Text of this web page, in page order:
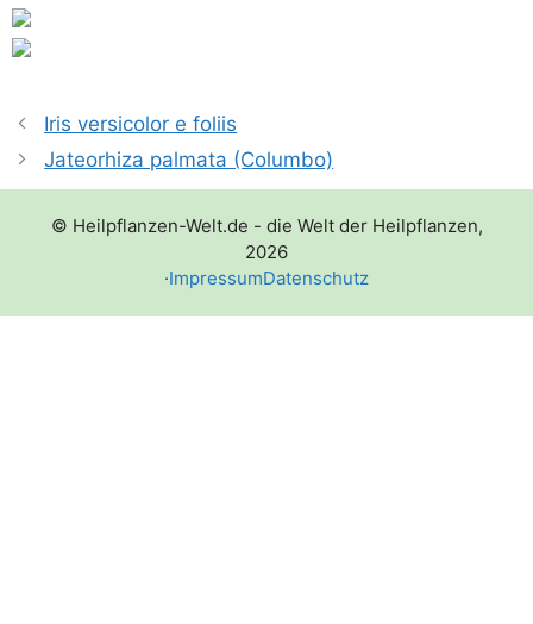
Iris versicolor e foliis
Jateorhiza palmata (Columbo)
© Heilpflanzen-Welt.de - die Welt der Heilpflanzen,
2026
·ImpressumDatenschutz